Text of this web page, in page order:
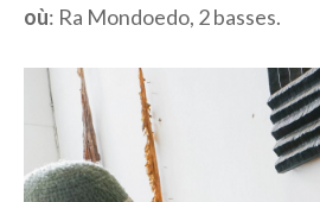
où: Ra Mondoedo, 2 basses.